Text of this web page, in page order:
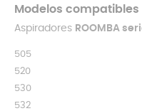
Modelos compatibles
Aspiradores ROOMBA
505
520
530
532